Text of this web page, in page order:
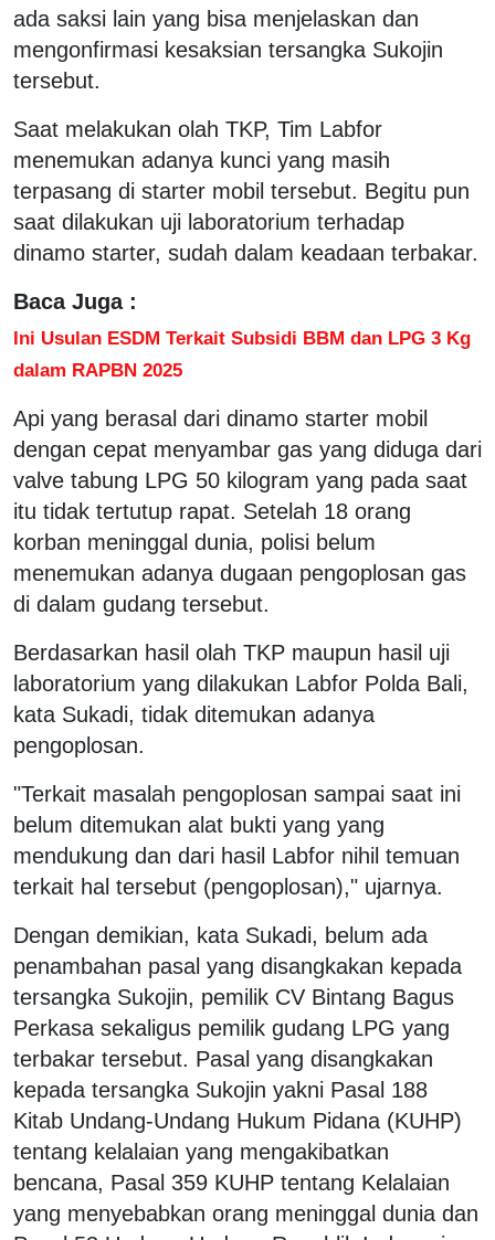
ada saksi lain yang bisa menjelaskan dan
mengonfirmasi kesaksian tersangka Sukojin
tersebut.
Saat melakukan olah TKP, Tim Labfor
menemukan adanya kunci yang masih
terpasang di starter mobil tersebut. Begitu pun
saat dilakukan uji laboratorium terhadap
dinamo starter, sudah dalam keadaan terbakar.
Baca Juga :
Ini Usulan ESDM Terkait Subsidi BBM dan LPG 3 Kg
dalam RAPBN 2025
Api yang berasal dari dinamo starter mobil
dengan cepat menyambar gas yang diduga dari
valve tabung LPG 50 kilogram yang pada saat
itu tidak tertutup rapat. Setelah 18 orang
korban meninggal dunia, polisi belum
menemukan adanya dugaan pengoplosan gas
di dalam gudang tersebut.
Berdasarkan hasil olah TKP maupun hasil uji
laboratorium yang dilakukan Labfor Polda Bali,
kata Sukadi, tidak ditemukan adanya
pengoplosan.
"Terkait masalah pengoplosan sampai saat ini
belum ditemukan alat bukti yang yang
mendukung dan dari hasil Labfor nihil temuan
terkait hal tersebut (pengoplosan)," ujarnya.
Dengan demikian, kata Sukadi, belum ada
penambahan pasal yang disangkakan kepada
tersangka Sukojin, pemilik CV Bintang Bagus
Perkasa sekaligus pemilik gudang LPG yang
terbakar tersebut. Pasal yang disangkakan
kepada tersangka Sukojin yakni Pasal 188
Kitab Undang-Undang Hukum Pidana (KUHP)
tentang kelalaian yang mengakibatkan
bencana, Pasal 359 KUHP tentang Kelalaian
yang menyebabkan orang meninggal dunia dan